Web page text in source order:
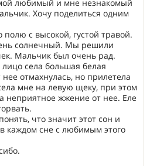
любимый и мне незнакомый
Хочу поделиться одним
с высокой, густой травой.
солнечный. Мы решили
Мальчик был очень рад.
села большая белая
нее отмахнулась, но прилетела
мне на левую щеку, при этом
неприятное жжение от нее. Еле
что значит этот сон и
каждом сне с любимым этого